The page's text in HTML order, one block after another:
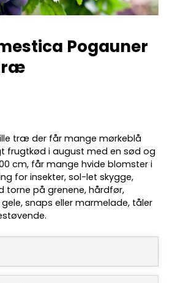
Pogauner
træ der får mange mørkeblå
frugtkød i august med en sød og
cm, får mange hvide blomster i
for insekter, sol-let skygge,
på grenene, hårdfør,
snaps eller marmelade, tåler